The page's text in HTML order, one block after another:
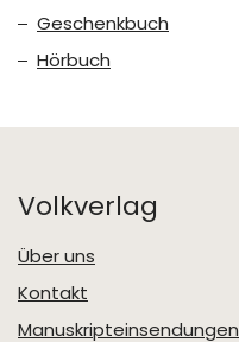
Geschenkbuch
Hörbuch
Volkverlag
Über uns
Kontakt
Manuskripteinsendungen